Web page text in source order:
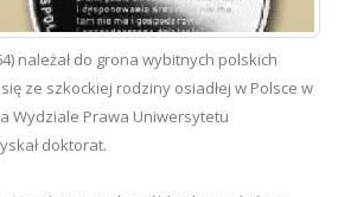
należał do grona wybitnych polskich
ze szkockiej rodziny osiadłej w Polsce w
Wydziale Prawa Uniwersytetu
doktorat.